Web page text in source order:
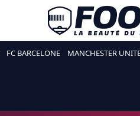
FC BARCELONE MANCHESTER